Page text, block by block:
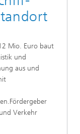
Mio. Euro baut
und
aus und
Verkehr